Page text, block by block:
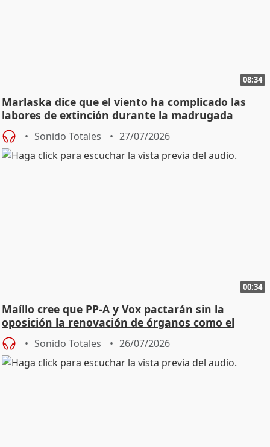
08:34
Marlaska dice que el viento ha complicado las
labores de extinción durante la madrugada
Sonido Totales 27/07/2026
00:34
Maíllo cree que PP-A y Vox pactarán sin la
oposición la renovación de órganos como el
Defensor
Sonido Totales 26/07/2026